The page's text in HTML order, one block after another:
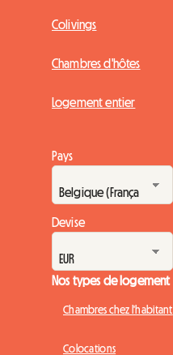
Colivings
Chambres d'hôtes
Logement entier
Pays
Devise
Nos types de logement
Chambres chez l'habitant
Colocations